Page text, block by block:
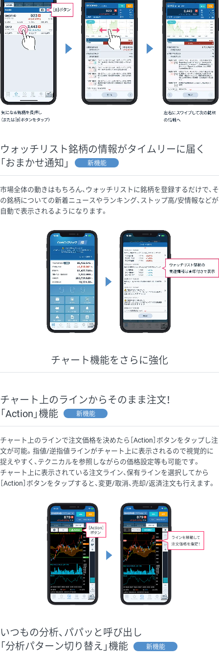
ウォッチリスト銘柄の情報がタイムリーに届く
「おまかせ通知」
新機能
市場全体の動きはもちろん、ウォッチリストに銘柄を登録するだけで、そ
の銘柄についての新着ニュースやランキング、ストップ高/安情報などが
自動で表示されるようになります。
チャート機能をさらに強化
チャート上のラインからそのまま注文！
「Action」機能
新機能
チャート上のラインで注文価格を決めたら［Action］ボタンをタップし注
文が可能。指値/逆指値ラインがチャート上に表示されるので視覚的に
捉えやすく、テクニカルを参照しながらの価格設定等も可能です。
チャート上に表示されている注文ライン、保有ラインを選択してから
［Action］ボタンをタップすると、変更/取消、売却/返済注文も行えます。
いつもの分析、パパッと呼び出し
「分析パターン切り替え」機能
新機能